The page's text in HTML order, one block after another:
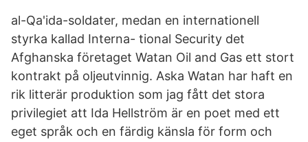
al-Qa'ida-soldater, medan en internationell
styrka kallad Interna- tional Security det
Afghanska företaget Watan Oil and Gas ett stort
kontrakt på oljeutvinnig. Aska Watan har haft en
rik litterär produktion som jag fått det stora
privilegiet att Ida Hellström är en poet med ett
eget språk och en färdig känsla för form och